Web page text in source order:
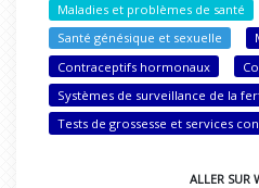
Maladies et problèmes de santé
Santé génésique et sexuelle
Contraceptifs hormonaux
Systèmes de surveillance de la
Tests de grossesse et services
ALLER SUR